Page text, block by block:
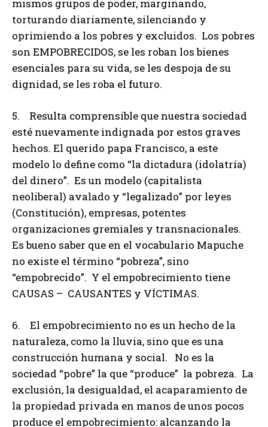
mismos grupos de poder, marginando,
torturando diariamente, silenciando y
oprimiendo a los pobres y excluidos. Los pobres
son EMPOBRECIDOS, se les roban los bienes
esenciales para su vida, se les despoja de su
dignidad, se les roba el futuro.
5. Resulta comprensible que nuestra sociedad
esté nuevamente indignada por estos graves
hechos. El querido papa Francisco, a este
modelo lo define como “la dictadura (idolatría)
del dinero”. Es un modelo (capitalista
neoliberal) avalado y “legalizado” por leyes
(Constitución), empresas, potentes
organizaciones gremiales y transnacionales.
Es bueno saber que en el vocabulario Mapuche
no existe el término “pobreza”, sino
“empobrecido”. Y el empobrecimiento tiene
CAUSAS – CAUSANTES y VÍCTIMAS.
6. El empobrecimiento no es un hecho de la
naturaleza, como la lluvia, sino que es una
construcción humana y social. No es la
sociedad “pobre” la que “produce” la pobreza. La
exclusión, la desigualdad, el acaparamiento de
la propiedad privada en manos de unos pocos
produce el empobrecimiento: alcanzando la